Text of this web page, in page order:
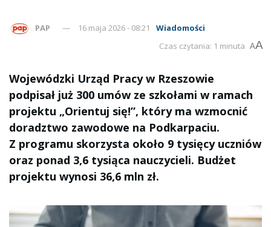
PAP 16 maja 2026 - 08:21
Wiadomości
Czas czytania: 1 minuta AA
Wojewódzki Urząd Pracy w Rzeszowie
podpisał już 300 umów ze szkołami w ramach
projektu „Orientuj się!”, który ma wzmocnić
doradztwo zawodowe na Podkarpaciu.
Z programu skorzysta około 9 tysięcy uczniów
oraz ponad 3,6 tysiąca nauczycieli. Budżet
projektu wynosi 36,6 mln zł.